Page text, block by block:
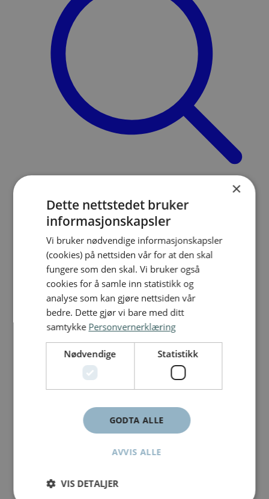
Meny
Innbruddssikkerhet/
×
Dette nettstedet bruker
informasjonskapsler
Vi bruker nødvendige informasjonskapsler
(cookies) på nettsiden vår for at den skal
fungere som den skal. Vi bruker også
cookies for å samle inn statistikk og
analyse som kan gjøre nettsiden vår
bedre. Dette gjør vi bare med ditt
samtykke Personvernerklæring
Nødvendige Statistikk
GODTA ALLE
AVVIS ALLE
VIS DETALJER